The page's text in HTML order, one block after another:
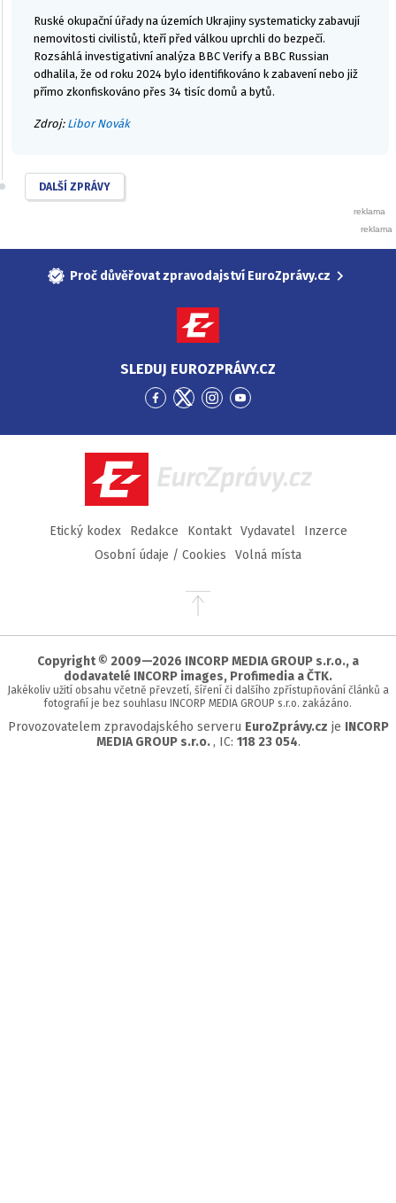
Ruské okupační úřady na územích Ukrajiny systematicky zabavují
nemovitosti civilistů, kteří před válkou uprchli do bezpečí.
Rozsáhlá investigativní analýza BBC Verify a BBC Russian
odhalila, že od roku 2024 bylo identifikováno k zabavení nebo již
přímo zkonfiskováno přes 34 tisíc domů a bytů.
Zdroj: Libor Novák
DALŠÍ ZPRÁVY
Proč důvěřovat zpravodajství EuroZprávy.cz
SLEDUJ EUROZPRÁVY.CZ
Přejít
Facebook
Přejít
Twitter
Přejít
Instagram
Přejít
YouTube
EuroZprávy.cz
Etický kodex Redakce Kontakt Vydavatel
Inzerce
Osobní údaje / Cookies
Volná místa
Přejít
stránky
Copyright © 2009—2026 INCORP MEDIA GROUP s.r.o., a
dodavatelé INCORP images, Profimedia a ČTK.
Jakékoliv užití obsahu včetně převzetí, šíření či dalšího zpřístupňování článků a
fotografií je bez souhlasu INCORP MEDIA GROUP s.r.o. zakázáno.
Provozovatelem zpravodajského serveru EuroZprávy.cz je INCORP
MEDIA GROUP s.r.o. , IC: 118 23 054.